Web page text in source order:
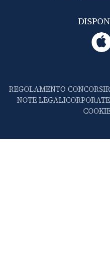
REGOLAMENTO CONCORSI
NOTE LEGALICORPORATE